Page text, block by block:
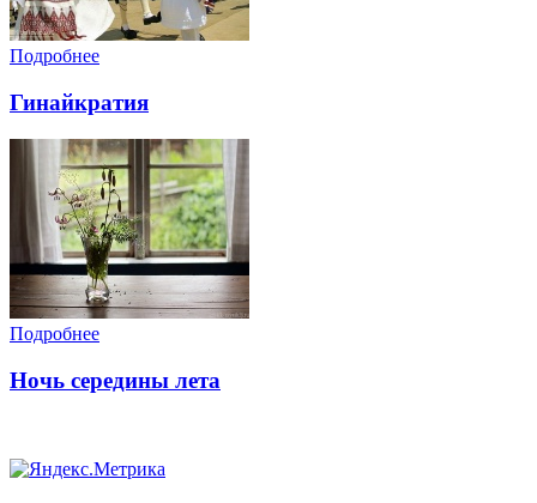
Подробнее
Гинайкратия
Подробнее
Ночь середины лета